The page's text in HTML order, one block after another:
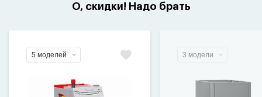
О, скидки! Надо брать
5 моделей 3 модели